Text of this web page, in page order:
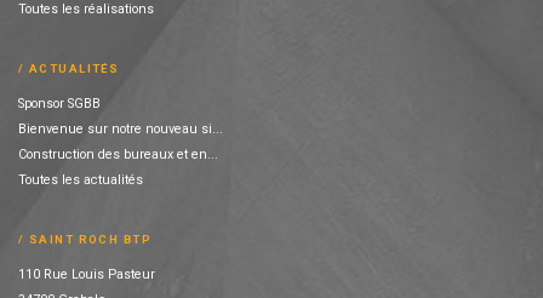
Toutes les réalisations
ACTUALITÉS
Sponsor SGBB
Bienvenue sur notre nouveau si...
Construction des bureaux et en...
Toutes les actualités
SAINT ROCH BTP
110 Rue Louis Pasteur